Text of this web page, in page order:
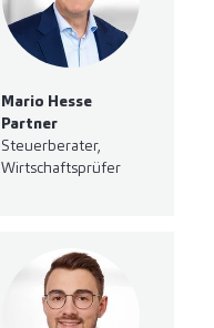
Mario Hesse
Partner
Steuerberater,
Wirtschaftsprüfer